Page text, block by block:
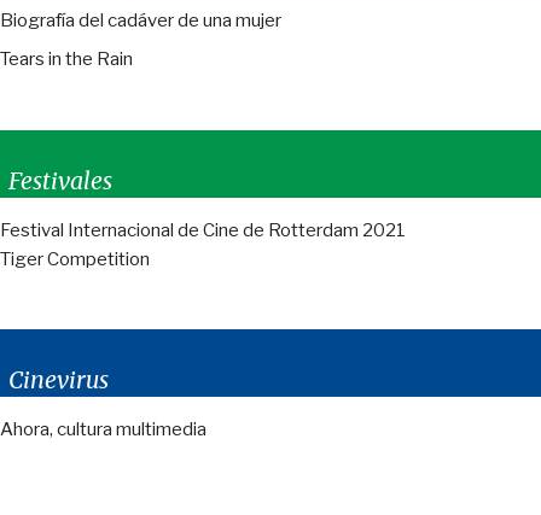
Biografía del cadáver de una mujer
Tears in the Rain
Festivales
Festival Internacional de Cine de Rotterdam 2021
Tiger Competition
Cinevirus
Ahora, cultura multimedia